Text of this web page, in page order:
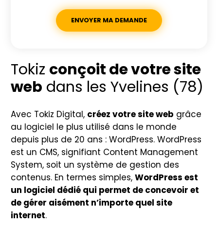
Tokiz conçoit de votre site
web dans les Yvelines (78)
Avec Tokiz Digital, créez votre site web grâce
au logiciel le plus utilisé dans le monde
depuis plus de 20 ans : WordPress. WordPress
est un CMS, signifiant Content Management
System, soit un système de gestion des
contenus. En termes simples,WordPress est
un logiciel dédié qui permet de concevoir et
de gérer aisément n’importe quel site
internet.